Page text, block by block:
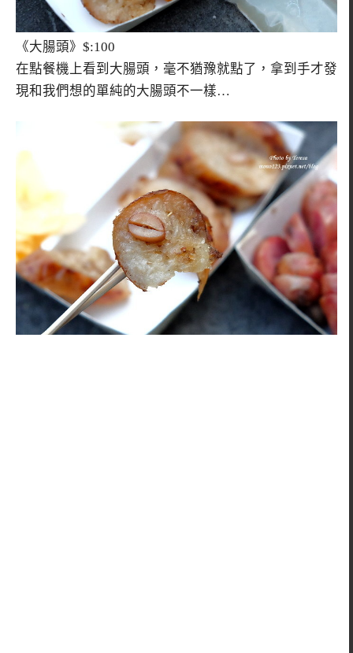
《大腸頭》$:100
在點餐機上看到大腸頭，毫不猶豫就點了，拿到手才發
現和我們想的單純的大腸頭不一樣…